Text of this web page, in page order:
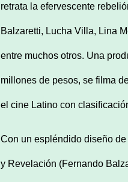
retrata la efervescente
Balzaretti, Lucha Villa, Lina
entre muchos otros. Una
millones de pesos, se filma
el cine Latino con
Con un espléndido diseño
y Revelación (Fernando